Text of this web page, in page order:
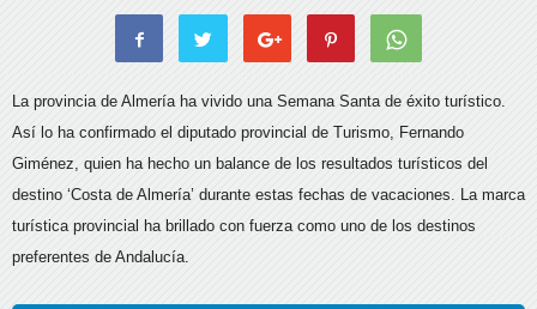
La provincia de Almería ha vivido una Semana Santa de éxito turístico.
Así lo ha confirmado el diputado provincial de Turismo, Fernando
Giménez, quien ha hecho un balance de los resultados turísticos del
destino ‘Costa de Almería’ durante estas fechas de vacaciones. La marca
turística provincial ha brillado con fuerza como uno de los destinos
preferentes de Andalucía.